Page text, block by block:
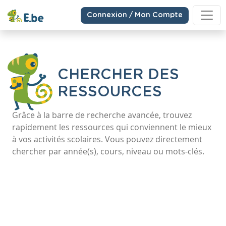
Connexion / Mon Compte
CHERCHER DES
RESSOURCES
Grâce à la barre de recherche avancée, trouvez
rapidement les ressources qui conviennent le mieux
à vos activités scolaires. Vous pouvez directement
chercher par année(s), cours, niveau ou mots-clés.